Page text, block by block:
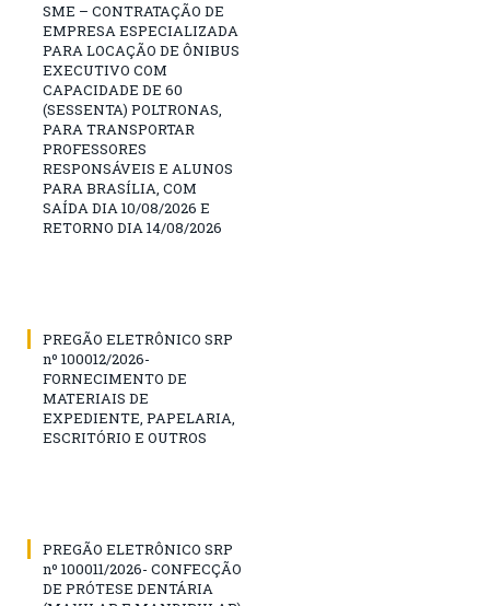
SME – CONTRATAÇÃO DE
EMPRESA ESPECIALIZADA
PARA LOCAÇÃO DE ÔNIBUS
EXECUTIVO COM
CAPACIDADE DE 60
(SESSENTA) POLTRONAS,
PARA TRANSPORTAR
PROFESSORES
RESPONSÁVEIS E ALUNOS
PARA BRASÍLIA, COM
SAÍDA DIA 10/08/2026 E
RETORNO DIA 14/08/2026
PREGÃO ELETRÔNICO SRP
nº 100012/2026-
FORNECIMENTO DE
MATERIAIS DE
EXPEDIENTE, PAPELARIA,
ESCRITÓRIO E OUTROS
PREGÃO ELETRÔNICO SRP
nº 100011/2026- CONFECÇÃO
DE PRÓTESE DENTÁRIA